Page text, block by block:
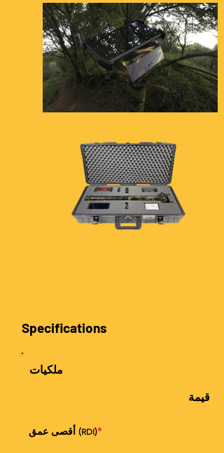
Specifications
ملكيات
قيمة
أقصى عمق (RDI)*